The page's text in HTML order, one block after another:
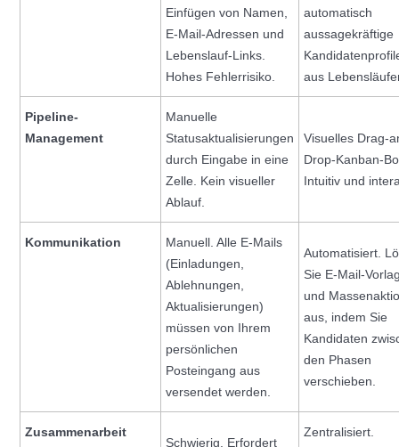
Einfügen von Namen,
E-Mail-Adressen und
Lebenslauf-Links.
Hohes Fehlerrisiko.
automatisch
aussagekräftige
aus
Pipeline-
Management
Manuelle
Statusaktualisierungen
durch Eingabe in eine
Zelle. Kein visueller
Ablauf.
Visuelles Drag-
Drop-Kanban-
Intuitiv und
Kommunikation
Manuell. Alle E-Mails
(Einladungen,
Ablehnungen,
Aktualisierungen)
müssen von Ihrem
persönlichen
Posteingang aus
versendet werden.
Automatisiert.
Sie E-Mail-
und
aus, indem Sie
Kandidaten
den Phasen
verschieben.
Zusammenarbeit
Schwierig. Erfordert
Zentralisiert.